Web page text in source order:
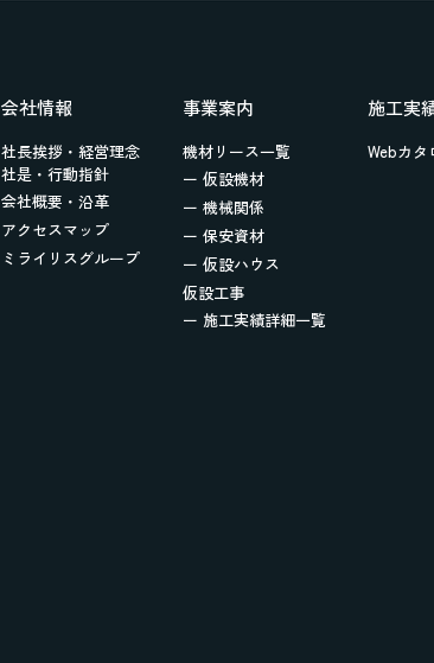
会社情報
社長挨拶・経営理念
社是・行動指針
会社概要・沿革
アクセスマップ
ミライリスグループ
事業案内
機材リース一覧
ー 仮設機材
ー 機械関係
ー 保安資材
ー 仮設ハウス
仮設工事
ー 施工実績詳細一覧
施工実
Webカタ